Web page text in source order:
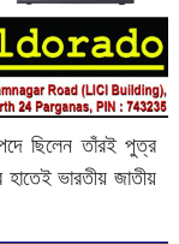
ছিলেন তাঁরই পুত্র
হাতেই ভারতীয় জাতীয়